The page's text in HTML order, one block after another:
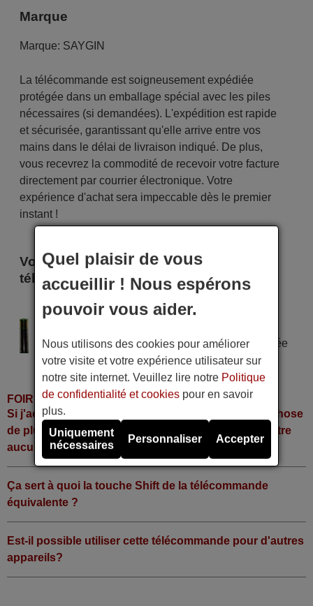
Marque
Marque: SAYGIN
La télécommande est soigneusement expédiée
protégée dans un emballage spécial avec les piles
nécessaires (si demandées). L'expédition est rapide
et sécurisée, garantissant qu'elle arrive entre vos
mains dans le délai de livraison indiqué. De plus,
vous recevrez la commodité de recevoir votre facture
directement par courrier électronique. Votre
expérience d'achat sera impeccable dès le premier
instant !
Voici certains modèles qui utilisent cette
télécommande
SAYGIN SG 2050
Pile alcaline type AAA LR06 tension 1,5 V utilisée
dans la grande majorité de télécommandes.
FOIRE AUX QUESTIONS
Si j'achète la télécommande, dois-je faire quelque chose
de plus ou fonctionne-t-elle directement sans y mettre
aucun code?
Ça sert à quoi la touche Shift de la télécommande
équivalente ?
Est-il possible utiliser cette télécommande pour d'autres
appareils?
Quel plaisir de vous
accueillir ! Nous espérons
pouvoir vous aider.
Nous utilisons des cookies pour améliorer
votre visite et votre expérience utilisateur sur
notre site internet. Veuillez lire notre Politique
de confidentialité et cookies pour en savoir
plus.
Uniquement
nécessaires
Personnaliser Accepter